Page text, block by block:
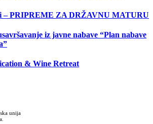
– PRIPREME ZA DRŽAVNU MATURU
iz javne nabave “Plan nabave
& Wine Retreat
unija